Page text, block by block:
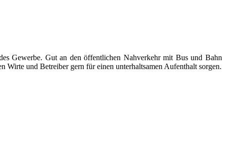
Gewerbe. Gut an den öffentlichen Nahverkehr mit Bus und Bahn
Wirte und Betreiber gern für einen unterhaltsamen Aufenthalt sorgen.